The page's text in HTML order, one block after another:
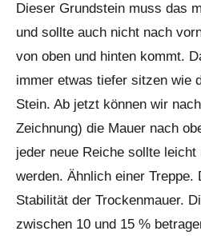
Dieser Grundstein muss das
und sollte auch nicht nach
von oben und hinten kommt.
immer etwas tiefer sitzen wie
Stein. Ab jetzt können wir
Zeichnung) die Mauer nach
jeder neue Reiche sollte
werden. Ähnlich einer
Stabilität der Trockenmauer.
zwischen 10 und 15 %